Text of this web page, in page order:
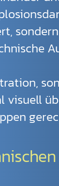
visuell